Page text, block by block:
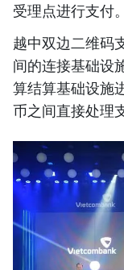
受理点进行支付。
越中双边二维码
间的连接基础设
算结算基础设施
币之间直接处理